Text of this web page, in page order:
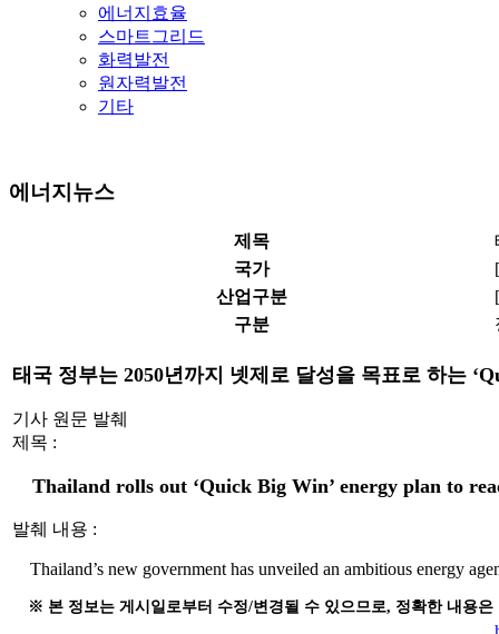
에너지효율
스마트그리드
화력발전
원자력발전
기타
에너지뉴스
제목
국가
산업구분
구분
태국 정부는 2050년까지 넷제로 달성을 목표로 하는
기사 원문 발췌
제목 :
Thailand rolls out ‘Quick Big Win’ energy plan to
발췌 내용 :
Thailand’s new government has unveiled an ambitious energy
※ 본 정보는 게시일로부터 수정/변경될 수 있으므로, 정확한 내용